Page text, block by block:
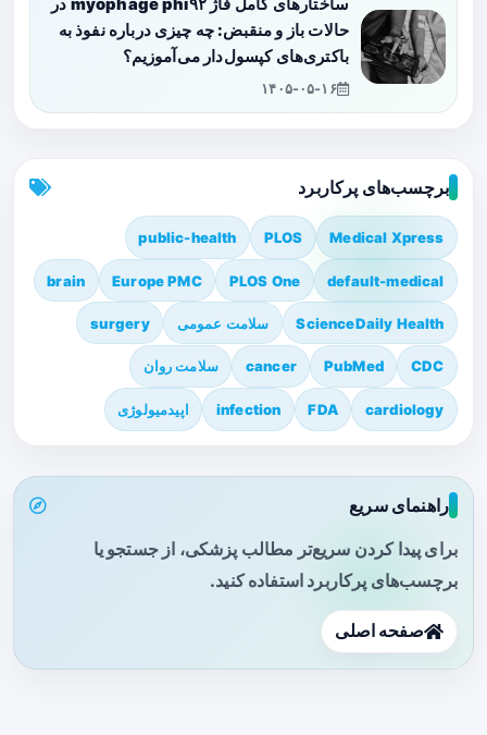
ساختارهای کامل فاژ myophage phi۹۲ در
حالات باز و منقبض: چه چیزی درباره نفوذ به
باکتری‌های کپسول‌دار می‌آموزیم؟
۱۴۰۵-۰۵-۱۶
برچسب‌های پرکاربرد
Medical Xpress
PLOS
public-health
default-medical
PLOS One
Europe PMC
brain
ScienceDaily Health سلامت عمومی surgery
CDC
PubMed
cancer سلامت روان
cardiology
FDA
infection اپیدمیولوژی
راهنمای سریع
برای پیدا کردن سریع‌تر مطالب پزشکی، از جستجو یا
برچسب‌های پرکاربرد استفاده کنید.
صفحه اصلی